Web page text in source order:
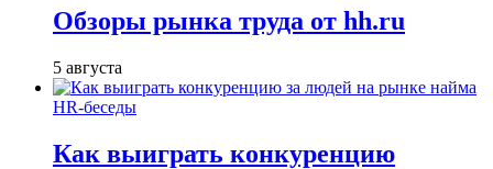
Обзоры рынка труда от hh.ru
5 августа
HR-беседы
Как выиграть конкуренцию